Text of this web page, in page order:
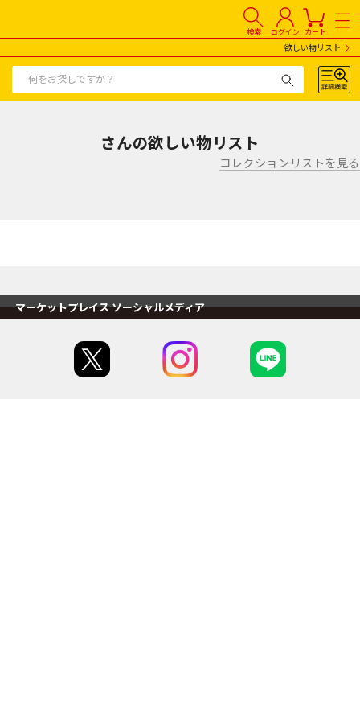
検索 ログイン カート
欲しい物リスト
さんの欲しい物リスト
コレクションリストを見る
マーケットプレイス ソーシャルメディア